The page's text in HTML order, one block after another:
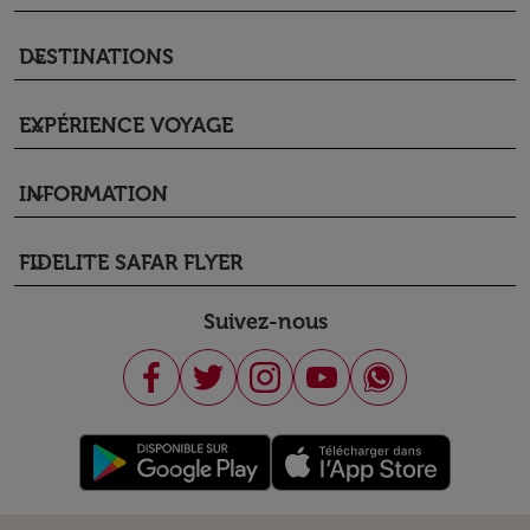
DESTINATIONS
keyboard_arrow_down
EXPÉRIENCE VOYAGE
keyboard_arrow_down
INFORMATION
keyboard_arrow_down
FIDELITE SAFAR FLYER
keyboard_arrow_down
Suivez-nous